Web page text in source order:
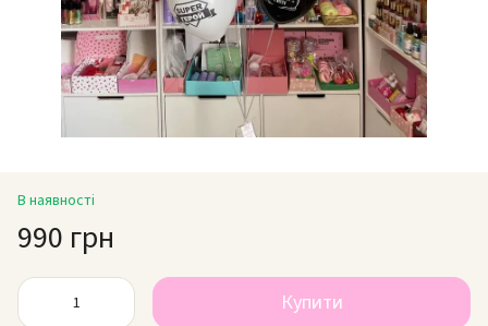
В наявності
990 грн
Купити